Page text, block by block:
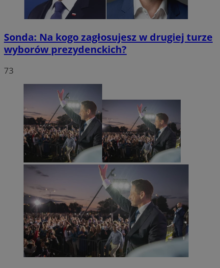
Sonda: Na kogo zagłosujesz w drugiej turze
wyborów prezydenckich?
73